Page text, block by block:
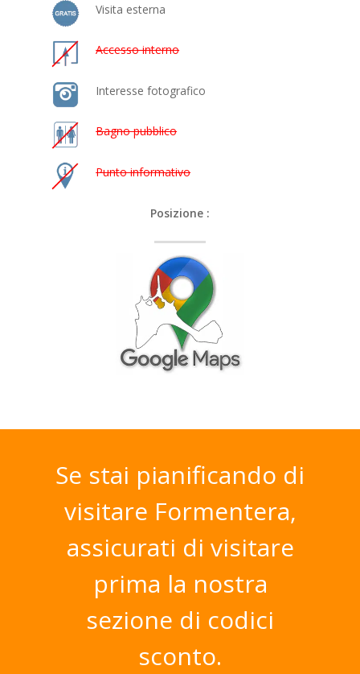
Visita esterna
Accesso interno
Interesse fotografico
Bagno pubblico
Punto informativo
Posizione :
Se stai pianificando di
visitare Formentera,
assicurati di visitare
prima la nostra
sezione di codici
sconto.